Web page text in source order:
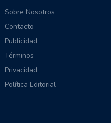
Sobre Nosotros
Contacto
Publicidad
Términos
Privacidad
Política Editorial